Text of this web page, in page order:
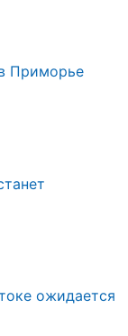
Приморье
ожидается